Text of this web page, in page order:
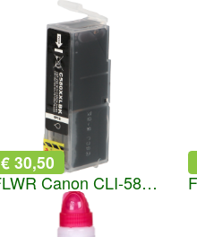
€ 30,50
FLWR Canon CLI-581XXL Multipack zwart en kleur